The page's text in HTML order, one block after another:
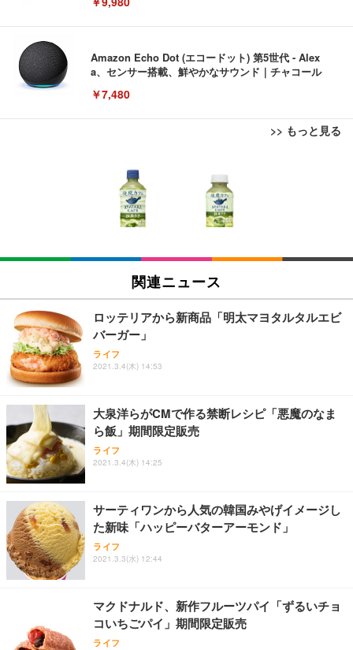
Amazon Echo Dot (エコードット) 第5世代 - Alex
a、センサー搭載、鮮やかなサウンド｜チャコール
￥7,480
>> もっと見る
い 跳ね上げ式アームレスト コンパクト 約105度ロッ
キング pc 事務椅子 360度回転 座面昇降 強化ナイロ
ン樹脂ベース 通気性メッシュ 在宅ワーク H-WY01
(黒網+黒枠+黒足)
￥5,699
SIHOO B100 オフィスチェア／デスクチェア メッシ
ュチェア 人間工学 疲れない ブラック
￥27,999
ワーク チェア 強化バックレスト 30度ロッキング機
能 人間工学 椅子 腰サポート 90度跳ね上げ式アーム
務用 おしゃれ パソコンチェア (ブラック)
Sezlife オフィスチェア デスクチェア 疲れない テレ
ワーク チェア 強化バックレスト 30度ロッキング機
能 人間工学 椅子 腰サポート 90度跳ね上げ式アーム
務用 おしゃれ パソコンチェア (ホワイト)
ANDWINT オフィスチェア デスクチェア 肘なし メ
ッシュ 通気性 ランバーサポート付き 腰サポート ガ
ス圧無段階昇降 360度回転 キャスター付き コンパク
EV3240X-WT | 31.5型4K UHD・USB Type-C・ホワ
￥105,595
EIZO ビジネス向けプレミアムモニター | FlexScan
￥109,572
【純正品】27"ゲーミングモニター DualSense 充電
フック付き（CFI-ZDM1J）
【整備済み品】Dell E2724HS 27インチ 液晶モニタ
ー フルHD（1920×1080）VA 非光沢 HDMI/DisplayP
ort/VGA スピーカー内蔵 高さ調整 スイベル VESA対
【MiniLED/24.5inch/280Hz/FHD】GRAPHT THE S
HOOTER Gaming Monitor 24” Essential ゲーミン
グモニター QD 24.5インチ 1ms FHD 量子ドット 残
Amazonベーシック ペットシーツ 薄型 レギュラー 1
回使い捨て 無香料 ホワイト 300枚
￥3,373
Amazonベーシック ペットシーツ 厚型 ワイド 42枚
x2袋(84枚) ホワイト(吸収面:ライトブルー)
￥3,234
ネオ・ルーライフ ネオ・オムツ L 中型犬用 26枚入
り 単品
Smart Basic(スマートベーシック) 【Amazon.co.jp
限定】 Smart Basic アイリスオーヤマ ペットシーツ
超厚型 お徳用 ワイド 100枚入 (x 1) (ケース販売)
アイリスオーヤマ ペットシーツ 超厚型 お徳用 レギ
ュラー 200枚入【Amazon.co.jp限定】
関連ニュース
ロッテリアから新商品「明太マヨタルタルエビ
バーガー」
ライフ
2021.3.4(木) 14:53
大泉洋らがCMで作る禁断レシピ「悪魔のなま
ら飯」期間限定販売
ライフ
2021.3.4(木) 14:25
サーティワンから人気の韓国みやげイメージし
た新味「ハッピーバターアーモンド」
ライフ
2021.3.3(水) 12:44
マクドナルド、新作フルーツパイ「ずるいチョ
コいちごパイ」期間限定販売
ライフ